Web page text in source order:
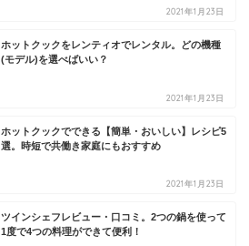
2021年1月23日
ホットクックをレンティオでレンタル。どの機種
(モデル)を選べばいい？
2021年1月23日
ホットクックでできる【簡単・おいしい】レシピ5
選。時短で共働き家庭にもおすすめ
2021年1月23日
ツインシェフレビュー・口コミ。2つの鍋を使って
1度で4つの料理ができて便利！